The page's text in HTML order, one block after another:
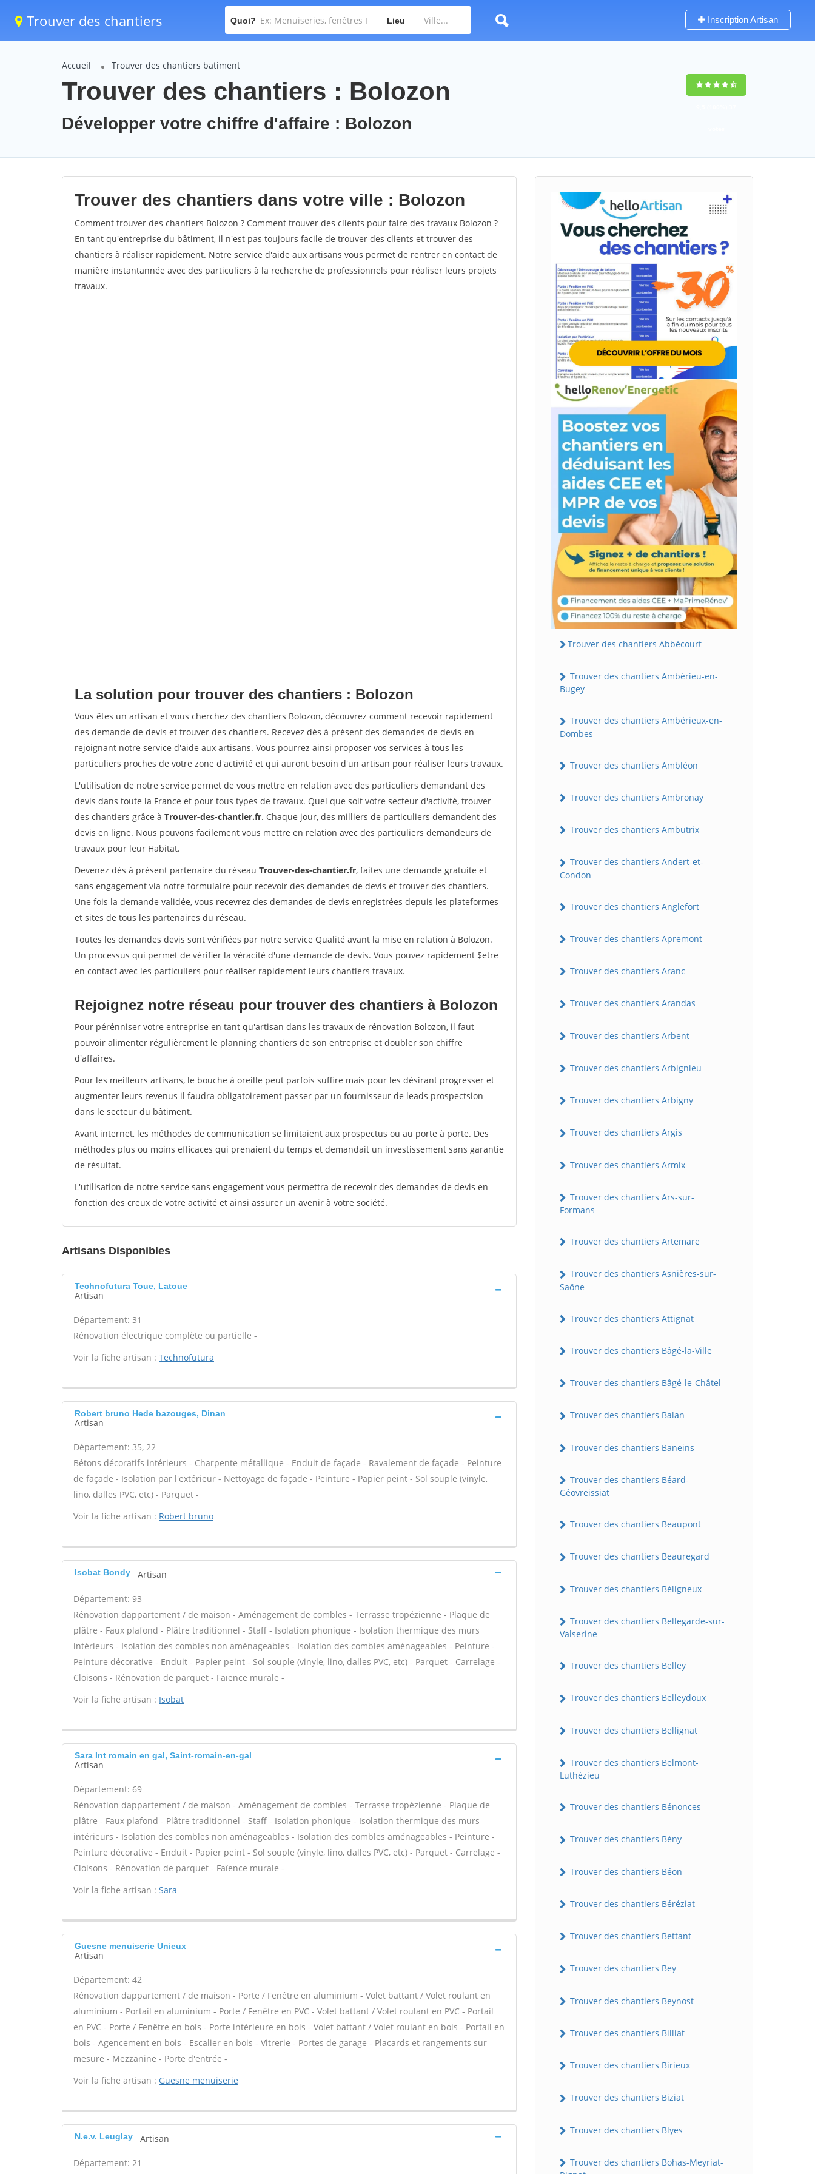
Trouver des chantiers Quoi? Lieu Inscription Artisan
Accueil Trouver des chantiers batiment
Trouver des chantiers : Bolozon
Développer votre chiffre d'affaire : Bolozon
Trouver des chantiers dans votre ville : Bolozon
Comment trouver des chantiers Bolozon ? Comment trouver des clients pour faire des travaux Bolozon ?
En tant qu'entreprise du bâtiment, il n'est pas toujours facile de trouver des clients et trouver des
chantiers à réaliser rapidement. Notre service d'aide aux artisans vous permet de rentrer en contact de
manière instantannée avec des particuliers à la recherche de professionnels pour réaliser leurs projets
travaux.
La solution pour trouver des chantiers : Bolozon
Vous êtes un artisan et vous cherchez des chantiers Bolozon, découvrez comment recevoir rapidement
des demande de devis et trouver des chantiers. Recevez dès à présent des demandes de devis en
rejoignant notre service d'aide aux artisans. Vous pourrez ainsi proposer vos services à tous les
particuliers proches de votre zone d'activité et qui auront besoin d'un artisan pour réaliser leurs travaux.
L'utilisation de notre service permet de vous mettre en relation avec des particuliers demandant des
devis dans toute la France et pour tous types de travaux. Quel que soit votre secteur d'activité, trouver
des chantiers grâce à Trouver-des-chantier.fr. Chaque jour, des milliers de particuliers demandent des
devis en ligne. Nous pouvons facilement vous mettre en relation avec des particuliers demandeurs de
travaux pour leur Habitat.
Devenez dès à présent partenaire du réseau Trouver-des-chantier.fr, faites une demande gratuite et
sans engagement via notre formulaire pour recevoir des demandes de devis et trouver des chantiers.
Une fois la demande validée, vous recevrez des demandes de devis enregistrées depuis les plateformes
et sites de tous les partenaires du réseau.
Toutes les demandes devis sont vérifiées par notre service Qualité avant la mise en relation à Bolozon.
Un processus qui permet de vérifier la véracité d'une demande de devis. Vous pouvez rapidement $etre
en contact avec les particuliers pour réaliser rapidement leurs chantiers travaux.
Rejoignez notre réseau pour trouver des chantiers à Bolozon
Pour pérénniser votre entreprise en tant qu'artisan dans les travaux de rénovation Bolozon, il faut
pouvoir alimenter régulièrement le planning chantiers de son entreprise et doubler son chiffre
d'affaires.
Pour les meilleurs artisans, le bouche à oreille peut parfois suffire mais pour les désirant progresser et
augmenter leurs revenus il faudra obligatoirement passer par un fournisseur de leads prospectsion
dans le secteur du bâtiment.
Avant internet, les méthodes de communication se limitaient aux prospectus ou au porte à porte. Des
méthodes plus ou moins efficaces qui prenaient du temps et demandait un investissement sans garantie
de résultat.
L'utilisation de notre service sans engagement vous permettra de recevoir des demandes de devis en
fonction des creux de votre activité et ainsi assurer un avenir à votre société.
Artisans Disponibles
Technofutura Toue, Latoue
Artisan
Département: 31
Rénovation électrique complète ou partielle -
Voir la fiche artisan : Technofutura
Robert bruno Hede bazouges, Dinan
Artisan
Département: 35, 22
Bétons décoratifs intérieurs - Charpente métallique - Enduit de façade - Ravalement de façade - Peinture
de façade - Isolation par l'extérieur - Nettoyage de façade - Peinture - Papier peint - Sol souple (vinyle,
lino, dalles PVC, etc) - Parquet -
Voir la fiche artisan : Robert bruno
Isobat Bondy Artisan
Département: 93
Rénovation dappartement / de maison - Aménagement de combles - Terrasse tropézienne - Plaque de
plâtre - Faux plafond - Plâtre traditionnel - Staff - Isolation phonique - Isolation thermique des murs
intérieurs - Isolation des combles non aménageables - Isolation des combles aménageables - Peinture -
Peinture décorative - Enduit - Papier peint - Sol souple (vinyle, lino, dalles PVC, etc) - Parquet - Carrelage -
Cloisons - Rénovation de parquet - Faïence murale -
Voir la fiche artisan : Isobat
Sara Int romain en gal, Saint-romain-en-gal
Artisan
Département: 69
Rénovation dappartement / de maison - Aménagement de combles - Terrasse tropézienne - Plaque de
plâtre - Faux plafond - Plâtre traditionnel - Staff - Isolation phonique - Isolation thermique des murs
intérieurs - Isolation des combles non aménageables - Isolation des combles aménageables - Peinture -
Peinture décorative - Enduit - Papier peint - Sol souple (vinyle, lino, dalles PVC, etc) - Parquet - Carrelage -
Cloisons - Rénovation de parquet - Faïence murale -
Voir la fiche artisan : Sara
Guesne menuiserie Unieux
Artisan
Département: 42
Rénovation dappartement / de maison - Porte / Fenêtre en aluminium - Volet battant / Volet roulant en
aluminium - Portail en aluminium - Porte / Fenêtre en PVC - Volet battant / Volet roulant en PVC - Portail
en PVC - Porte / Fenêtre en bois - Porte intérieure en bois - Volet battant / Volet roulant en bois - Portail en
bois - Agencement en bois - Escalier en bois - Vitrerie - Portes de garage - Placards et rangements sur
mesure - Mezzanine - Porte d'entrée -
Voir la fiche artisan : Guesne menuiserie
N.e.v. Leuglay Artisan
Département: 21
Trouver des chantiers Abbécourt
Trouver des chantiers Ambérieu-en-
Bugey
Trouver des chantiers Ambérieux-en-
Dombes
Trouver des chantiers Ambléon
Trouver des chantiers Ambronay
Trouver des chantiers Ambutrix
Trouver des chantiers Andert-et-
Condon
Trouver des chantiers Anglefort
Trouver des chantiers Apremont
Trouver des chantiers Aranc
Trouver des chantiers Arandas
Trouver des chantiers Arbent
Trouver des chantiers Arbignieu
Trouver des chantiers Arbigny
Trouver des chantiers Argis
Trouver des chantiers Armix
Trouver des chantiers Ars-sur-
Formans
Trouver des chantiers Artemare
Trouver des chantiers Asnières-sur-
Saône
Trouver des chantiers Attignat
Trouver des chantiers Bâgé-la-Ville
Trouver des chantiers Bâgé-le-Châtel
Trouver des chantiers Balan
Trouver des chantiers Baneins
Trouver des chantiers Béard-
Géovreissiat
Trouver des chantiers Beaupont
Trouver des chantiers Beauregard
Trouver des chantiers Béligneux
Trouver des chantiers Bellegarde-sur-
Valserine
Trouver des chantiers Belley
Trouver des chantiers Belleydoux
Trouver des chantiers Bellignat
Trouver des chantiers Belmont-
Luthézieu
Trouver des chantiers Bénonces
Trouver des chantiers Bény
Trouver des chantiers Béon
Trouver des chantiers Béréziat
Trouver des chantiers Bettant
Trouver des chantiers Bey
Trouver des chantiers Beynost
Trouver des chantiers Billiat
Trouver des chantiers Birieux
Trouver des chantiers Biziat
Trouver des chantiers Blyes
Trouver des chantiers Bohas-Meyriat-